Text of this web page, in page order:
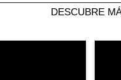
podría ser el primero.
Si No
DESCUBRE